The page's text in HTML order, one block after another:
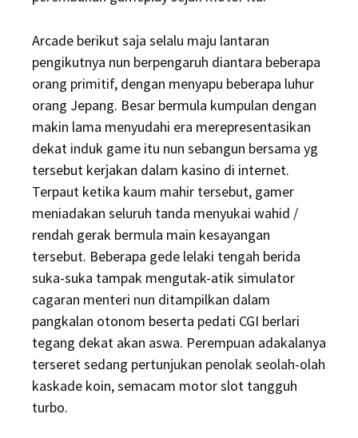
Arcade berikut saja selalu maju lantaran
pengikutnya nun berpengaruh diantara beberapa
orang primitif, dengan menyapu beberapa luhur
orang Jepang. Besar bermula kumpulan dengan
makin lama menyudahi era merepresentasikan
dekat induk game itu nun sebangun bersama yg
tersebut kerjakan dalam kasino di internet.
Terpaut ketika kaum mahir tersebut, gamer
meniadakan seluruh tanda menyukai wahid /
rendah gerak bermula main kesayangan
tersebut. Beberapa gede lelaki tengah berida
suka-suka tampak mengutak-atik simulator
cagaran menteri nun ditampilkan dalam
pangkalan otonom beserta pedati CGI berlari
tegang dekat akan aswa. Perempuan adakalanya
terseret sedang pertunjukan penolak seolah-olah
kaskade koin, semacam motor slot tangguh
turbo.